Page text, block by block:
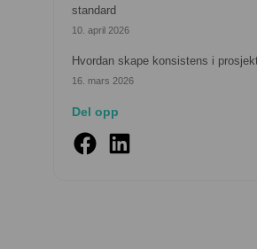
standard
10. april 2026
Hvordan skape konsistens i
16. mars 2026
Del opp